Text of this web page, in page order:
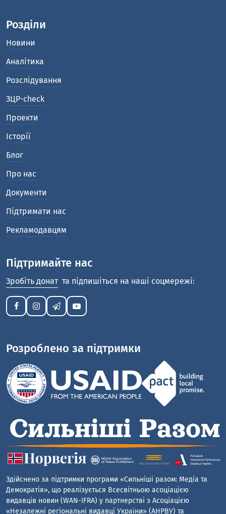
Розділи
Новини
Аналітика
Розслідування
ЗЦР-check
Проекти
Історії
Блог
Про нас
Документи
Підтримати нас
Рекламодавцям
Підтримайте нас
Зробіть донат та підпишіться на наші соцмережі:
Розроблено за підтримки
Здійснено за підтримки програми «Сильніші разом: Медіа та
Демократія», що реалізується Всесвітньою асоціацією
видавців новин (WAN-IFRA) у партнерстві з Асоціацією
«Незалежні регіональні видавці України» (АНРВУ) та